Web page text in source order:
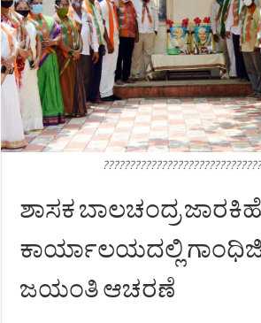
ಶಾಸಕ ಬಾಲಚಂದ್ರ
ಕಾರ್ಯಾಲಯದಲ್ಲಿ ಗಾಂಧಿಜೀ,
ಜಯಂತಿ ಆಚರಣೆ